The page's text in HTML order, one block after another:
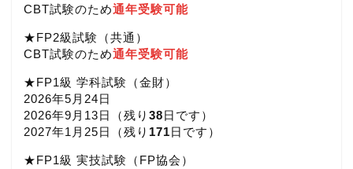
CBT試験のため通年受験可能
★FP2級試験（共通）
CBT試験のため通年受験可能
★FP1級 学科試験（金財）
2026年5月24日
2026年9月13日（残り 38日です）
2027年1月25日（残り 171日です）
★FP1級 実技試験（FP協会）